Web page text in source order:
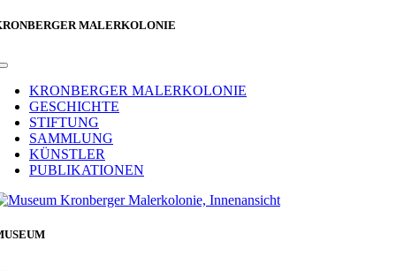
MALERKOLONIE
Toggle
NavigationKRONBERGER MALERKOLONIE
GESCHICHTE
STIFTUNG
SAMMLUNG
KÜNSTLER
PUBLIKATIONEN